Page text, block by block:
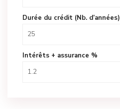
Durée du crédit (Nb. d’années)
Intérêts + assurance %